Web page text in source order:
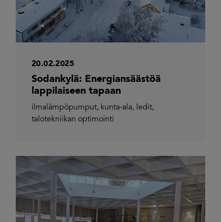
20.02.2025
Sodankylä: Energiansäästöä
lappilaiseen tapaan
ilmalämpöpumput, kunta-ala, ledit,
talotekniikan optimointi